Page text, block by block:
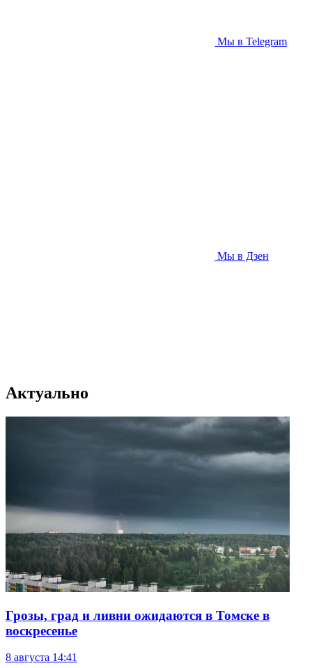
Мы в Telegram
Мы в Дзен
Актуально
Грозы, град и ливни ожидаются в Томске в
воскресенье
8 августа 14:41